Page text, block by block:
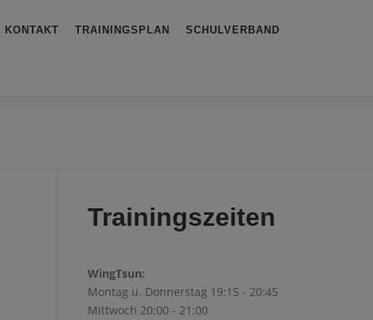
KONTAKT TRAININGSPLAN SCHULVERBAND
Trainingszeiten
WingTsun:
Montag u. Donnerstag 19:15 - 20:45
Mittwoch 20:00 - 21:00